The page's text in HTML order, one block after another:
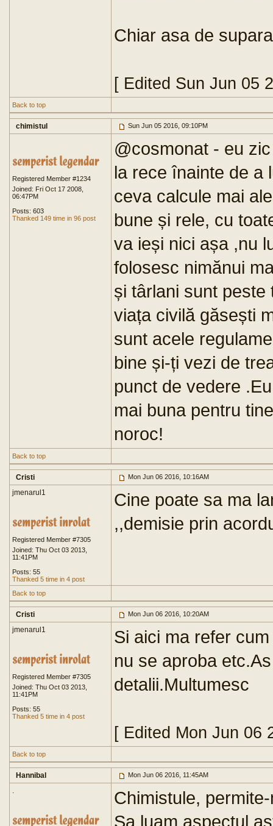
Chiar asa de
[ Edited Sun Jun 05
Back to top
chimistul Sun Jun 05 2016, 09:10PM
Registered Member #1234
Joined: Fri Oct 17 2008,
06:47PM
Posts: 603
Thanked 149 time in 96 post
@cosmonat - eu
la rece înainte de a
ceva calcule mai
bune și rele, cu
va ieși nici așa ,nu
folosesc nimănui
și târlani sunt
viața civilă găsești
sunt acele
bine și-ți vezi de
punct de vedere
mai buna pentru
noroc!
Back to top
Cristi Mon Jun 06 2016, 10:16AM
jmenarul1
Registered Member #7305
Joined: Thu Oct 03 2013,
11:41PM
Posts: 55
Thanked 5 time in 4 post
Cine poate sa ma
,,demisie prin
Back to top
Cristi Mon Jun 06 2016, 10:20AM
jmenarul1
Registered Member #7305
Joined: Thu Oct 03 2013,
11:41PM
Posts: 55
Thanked 5 time in 4 post
Si aici ma refer
nu se aproba
detalii.Multumesc
[ Edited Mon Jun 06
Back to top
Hannibal Mon Jun 06 2016, 11:45AM
.
Chimistule,
Sa luam aspectul